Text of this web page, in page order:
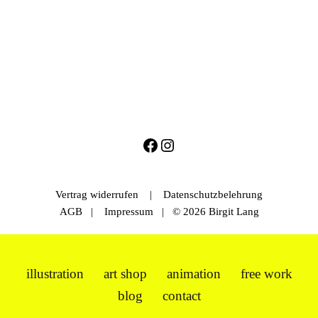
Vertrag widerrufen | Datenschutzbelehrung
AGB| Impressum | © 2026 Birgit Lang
illustration art shop animation
free work
blog
contact